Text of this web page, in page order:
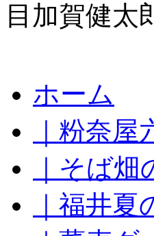
目加賀健太
ン
ツ
ス
プ
ホーム
｜粉奈屋
｜そば畑
｜福井